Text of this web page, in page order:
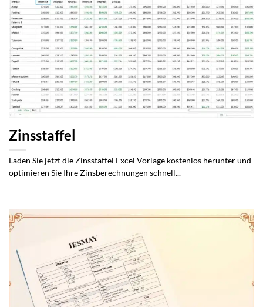
Zinsstaffel
Laden Sie jetzt die Zinsstaffel Excel Vorlage kostenlos herunter und
optimieren Sie Ihre Zinsberechnungen schnell...